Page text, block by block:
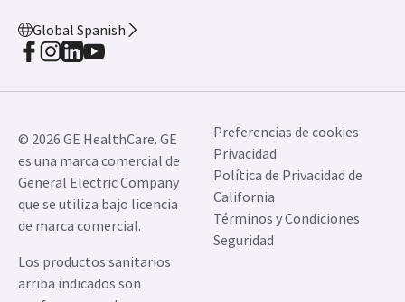
Global Spanish
© 2026 GE HealthCare. GE
es una marca comercial de
General Electric Company
que se utiliza bajo licencia
de marca comercial.
Los productos sanitarios
arriba indicados son
Preferencias de cookies
Privacidad
Política de Privacidad de
California
Términos y Condiciones
Seguridad